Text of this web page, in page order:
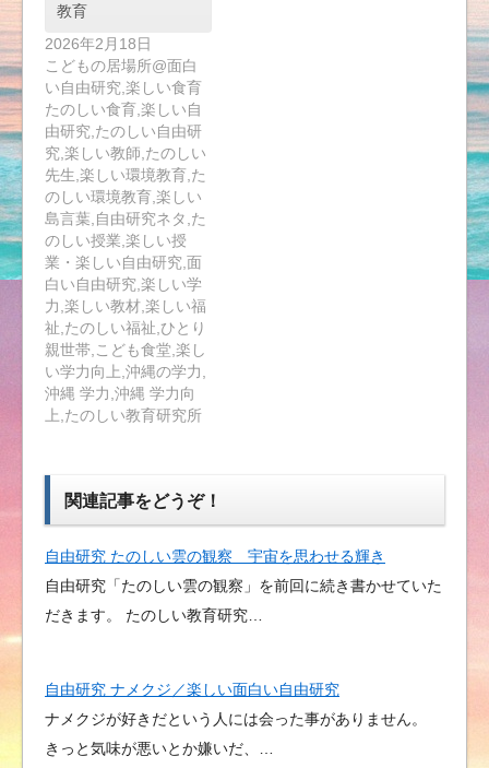
教育
2026年2月18日
こどもの居場所@面白
い自由研究,楽しい食育
たのしい食育,楽しい自
由研究,たのしい自由研
究,楽しい教師,たのしい
先生,楽しい環境教育,た
のしい環境教育,楽しい
島言葉,自由研究ネタ,た
のしい授業,楽しい授
業・楽しい自由研究,面
白い自由研究,楽しい学
力,楽しい教材,楽しい福
祉,たのしい福祉,ひとり
親世帯,こども食堂,楽し
い学力向上,沖縄の学力,
沖縄 学力,沖縄 学力向
上,たのしい教育研究所
関連記事をどうぞ！
自由研究 たのしい雲の観察 宇宙を思わせる輝き
自由研究「たのしい雲の観察」を前回に続き書かせていた
だきます。 たのしい教育研究…
自由研究 ナメクジ／楽しい面白い自由研究
ナメクジが好きだという人には会った事がありません。
きっと気味が悪いとか嫌いだ、…